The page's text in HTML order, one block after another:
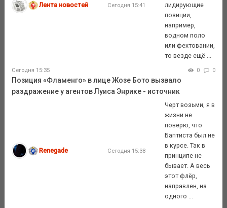
Лента новостей Сегодня 15:41
лидирующие
позиции,
например,
водном поло
или фехтовании,
то везде ещё ...
Сегодня 15:35 0 0
Позиция «Фламенго» в лице Жозе Бото вызвало
раздражение у агентов Луиса Энрике - источник
Renegade Сегодня 15:38
Черт возьми, я в
жизни не
поверю, что
Баптиста был не
в курсе. Так в
принципе не
бывает. А весь
этот флёр,
направлен, на
одного ...